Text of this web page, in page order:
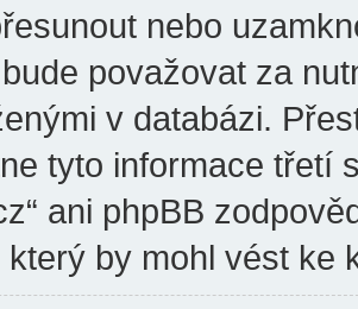
nebo
považovat za
v databázi.
tyto informace třetí
ani phpBB
by mohl vést ke